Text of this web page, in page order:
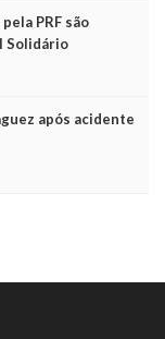
PRF são
Solidário
após acidente